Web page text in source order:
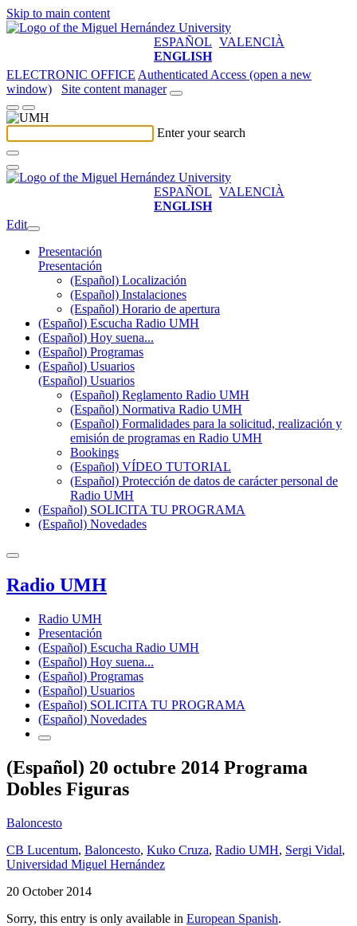
Skip to main content
ESPAÑOL VALENCIÀ
ENGLISH
ELECTRONIC OFFICE Authenticated Access (open a new
window)
Site content manager
Enter your search
ESPAÑOL VALENCIÀ
ENGLISH
Edit
Presentación
Presentación
(Español) Localización
(Español) Instalaciones
(Español) Horario de apertura
(Español) Escucha Radio UMH
(Español) Hoy suena...
(Español) Programas
(Español) Usuarios
(Español) Usuarios
(Español) Reglamento Radio UMH
(Español) Normativa Radio UMH
(Español) Formalidades para la solicitud, realización y
emisión de programas en Radio UMH
Bookings
(Español) VÍDEO TUTORIAL
(Español) Protección de datos de carácter personal de
Radio UMH
(Español) SOLICITA TU PROGRAMA
(Español) Novedades
Radio UMH
Radio UMH
Presentación
(Español) Escucha Radio UMH
(Español) Hoy suena...
(Español) Programas
(Español) Usuarios
(Español) SOLICITA TU PROGRAMA
(Español) Novedades
(Español) 20 octubre 2014 Programa
Dobles Figuras
Baloncesto
CB Lucentum, Baloncesto, Kuko Cruza, Radio UMH, Sergi Vidal,
Universidad Miguel Hernández
20 October 2014
Sorry, this entry is only available in European Spanish.